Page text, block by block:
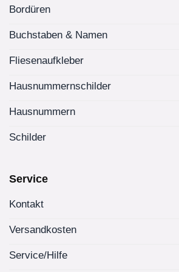
Bordüren
Buchstaben & Namen
Fliesenaufkleber
Hausnummernschilder
Hausnummern
Schilder
Service
Kontakt
Versandkosten
Service/Hilfe